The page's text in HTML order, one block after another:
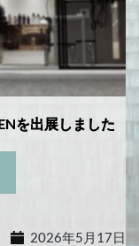
を出展しました
2026年5月17日